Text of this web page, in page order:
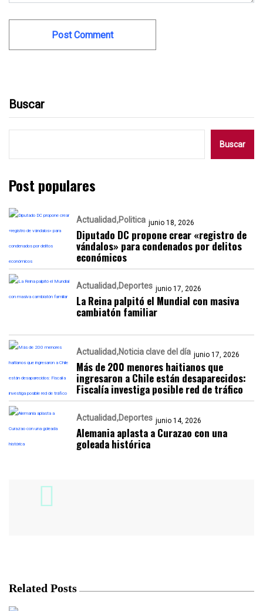
Buscar
Buscar
Post populares
Actualidad Politica junio 18, 2026
Diputado DC propone crear «registro de
vándalos» para condenados por delitos
económicos
Actualidad Deportes junio 17, 2026
La Reina palpitó el Mundial con masiva
cambiatón familiar
Actualidad Noticia clave del día junio 17, 2026
Más de 200 menores haitianos que
ingresaron a Chile están desaparecidos:
Fiscalía investiga posible red de tráfico
Actualidad Deportes junio 14, 2026
Alemania aplasta a Curazao con una
goleada histórica
Related Posts